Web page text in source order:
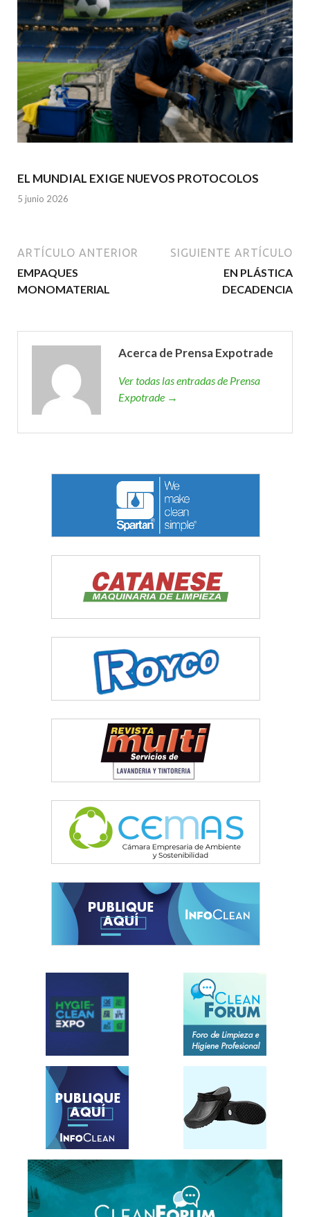
EL MUNDIAL EXIGE NUEVOS PROTOCOLOS
5 junio 2026
ARTÍCULO ANTERIOR
EMPAQUES
MONOMATERIAL
SIGUIENTE ARTÍCULO
EN PLÁSTICA
DECADENCIA
Acerca de Prensa Expotrade
Ver todas las entradas de Prensa
Expotrade →